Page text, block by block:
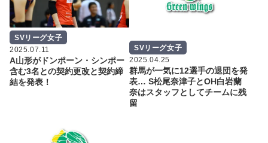
SVリーグ女子
2025.07.11
A山形がドンポーン・シンポー
含む3名との契約更改と契約締
結を発表！
SVリーグ女子
2025.04.25
群馬が一気に12選手の退団を発
表… S松尾奈津子とOH白岩蘭
奈はスタッフとしてチームに残
留